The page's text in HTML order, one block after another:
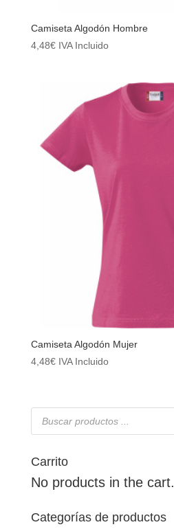
Camiseta Algodón Hombre
4,48€ IVA Incluido
Camiseta Algodón Mujer
4,48€ IVA Incluido
Búsqueda
Carrito
No products in the cart.
Categorías de productos